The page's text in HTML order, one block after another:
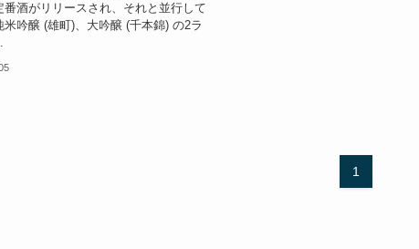
番酒がリリースされ、それと並行して
米吟醸 (雄町)、大吟醸 (千本錦) の2ラ
1